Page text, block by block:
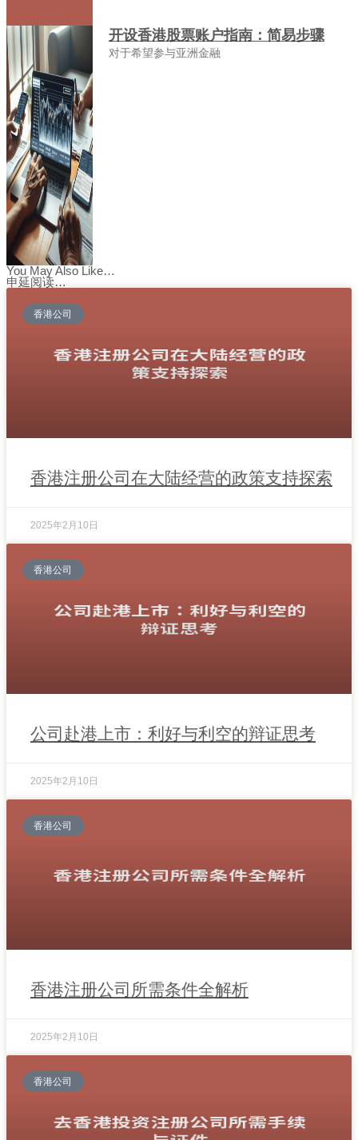
开设香港股票账户指南：简易步骤
对于希望参与亚洲金融
You May Also Like…
申延阅读…
香港公司
香港注册公司在大陆经营的政策支持探索
2025年2月10日
香港公司
公司赴港上市：利好与利空的辩证思考
2025年2月10日
香港公司
香港注册公司所需条件全解析
2025年2月10日
香港公司